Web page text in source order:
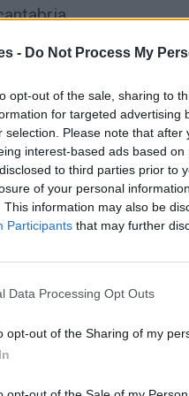
- Do Not Process My
opt-out of the sale, sharing to
for targeted advertising
selection. Please note that
interest-based ads based
to third parties prior to
of your personal
This information may also be
Participants that may further
Data Processing Opt Outs
opt-out of the Sharing of my
y
Gasto 5l/100km Gasto 7l/